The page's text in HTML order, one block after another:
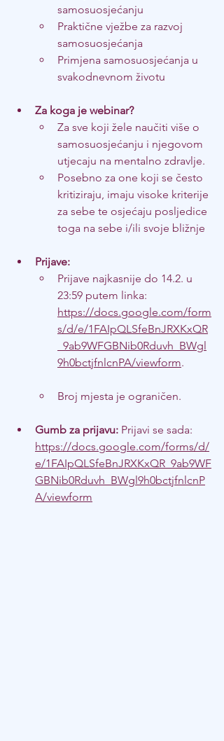
samosuosjećanju
Praktične vježbe za razvoj
samosuosjećanja
Primjena samosuosjećanja u
svakodnevnom životu
Za koga je webinar?
Za sve koji žele naučiti više o
samosuosjećanju i njegovom
utjecaju na mentalno zdravlje.
Posebno za one koji se često
kritiziraju, imaju visoke kriterije
za sebe te osjećaju posljedice
toga na sebe i/ili svoje bližnje
Prijave:
Prijave najkasnije do 14.2. u
23:59 putem linka:
https://docs.google.com/form
s/d/e/1FAIpQLSfeBnJRXKxQR
_9ab9WFGBNib0Rduvh_BWgl
9h0bctjfnlcnPA/viewform.
Broj mjesta je ograničen.
Gumb za prijavu: Prijavi se sada:
https://docs.google.com/forms/d/
e/1FAIpQLSfeBnJRXKxQR_9ab9WF
GBNib0Rduvh_BWgl9h0bctjfnlcnP
A/viewform